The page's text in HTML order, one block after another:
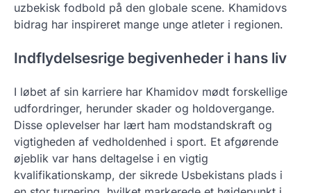
uzbekisk fodbold på den globale scene. Khamidovs
bidrag har inspireret mange unge atleter i regionen.
Indflydelsesrige begivenheder i hans liv
I løbet af sin karriere har Khamidov mødt forskellige
udfordringer, herunder skader og holdovergange.
Disse oplevelser har lært ham modstandskraft og
vigtigheden af vedholdenhed i sport. Et afgørende
øjeblik var hans deltagelse i en vigtig
kvalifikationskamp, der sikrede Usbekistans plads i